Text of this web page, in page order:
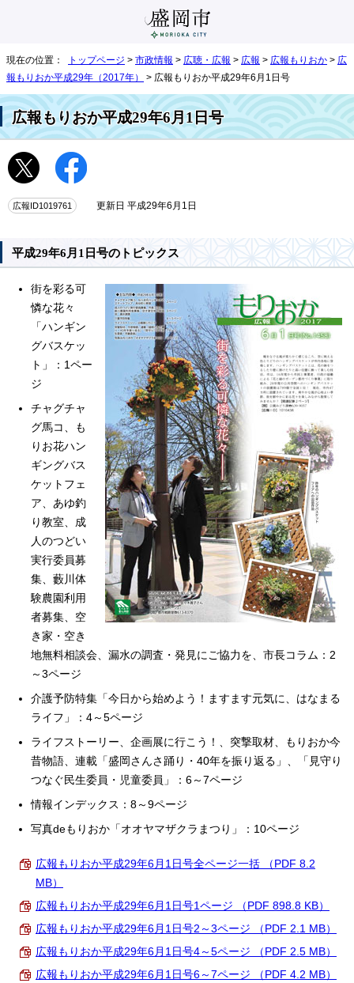
現在の位置： トップページ > 市政情報 > 広聴・広報 > 広報 > 広報もりおか > 広
報もりおか平成29年（2017年）
> 広報もりおか平成29年6月1日号
広報もりおか平成29年6月1日号
広報ID1019761 更新日 平成29年6月1日
平成29年6月1日号のトピックス
街を彩る可
憐な花々
「ハンギン
グバスケッ
ト」：1ペー
ジ
チャグチャ
グ馬コ、も
りお花ハン
ギングバス
ケットフェ
ア、あゆ釣
り教室、成
人のつどい
実行委員募
集、藪川体
験農園利用
者募集、空
き家・空き
地無料相談会、漏水の調査・発見にご協力を、市長コラム：2
～3ページ
介護予防特集「今日から始めよう！ますます元気に、はなまる
ライフ」：4～5ページ
ライフストーリー、企画展に行こう！、突撃取材、もりおか今
昔物語、連載「盛岡さんさ踊り・40年を振り返る」、「見守り
つなぐ民生委員・児童委員」：6～7ページ
情報インデックス：8～9ページ
写真deもりおか「オオヤマザクラまつり」：10ページ
広報もりおか平成29年6月1日号全ページ一括 （PDF 8.2
MB）
広報もりおか平成29年6月1日号1ページ （PDF 898.8 KB）
広報もりおか平成29年6月1日号2～3ページ （PDF 2.1 MB）
広報もりおか平成29年6月1日号4～5ページ （PDF 2.5 MB）
広報もりおか平成29年6月1日号6～7ページ （PDF 4.2 MB）